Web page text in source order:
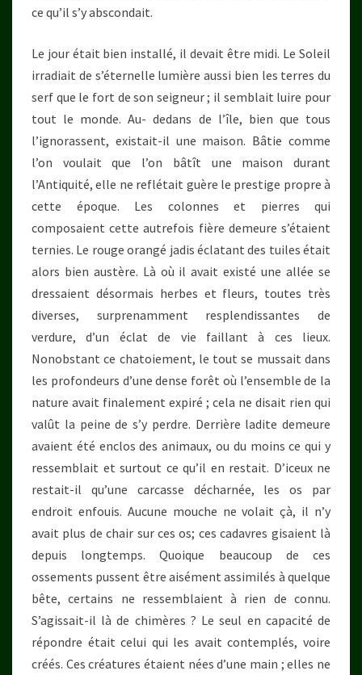
ce qu’il s’y abscondait.
Le jour était bien installé, il devait être midi. Le Soleil
irradiait de s’éternelle lumière aussi bien les terres du
serf que le fort de son seigneur ; il semblait luire pour
tout le monde. Au- dedans de l’île, bien que tous
l’ignorassent, existait-il une maison. Bâtie comme
l’on voulait que l’on bâtît une maison durant
l’Antiquité, elle ne reflétait guère le prestige propre à
cette époque. Les colonnes et pierres qui
composaient cette autrefois fière demeure s’étaient
ternies. Le rouge orangé jadis éclatant des tuiles était
alors bien austère. Là où il avait existé une allée se
dressaient désormais herbes et fleurs, toutes très
diverses, surprenamment resplendissantes de
verdure, d’un éclat de vie faillant à ces lieux.
Nonobstant ce chatoiement, le tout se mussait dans
les profondeurs d’une dense forêt où l’ensemble de la
nature avait finalement expiré ; cela ne disait rien qui
valût la peine de s’y perdre. Derrière ladite demeure
avaient été enclos des animaux, ou du moins ce qui y
ressemblait et surtout ce qu’il en restait. D’iceux ne
restait-il qu’une carcasse décharnée, les os par
endroit enfouis. Aucune mouche ne volait çà, il n’y
avait plus de chair sur ces os; ces cadavres gisaient là
depuis longtemps. Quoique beaucoup de ces
ossements pussent être aisément assimilés à quelque
bête, certains ne ressemblaient à rien de connu.
S’agissait-il là de chimères ? Le seul en capacité de
répondre était celui qui les avait contemplés, voire
créés. Ces créatures étaient nées d’une main ; elles ne